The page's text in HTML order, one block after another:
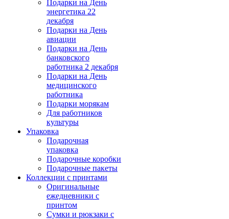
Подарки на День
энергетика 22
декабря
Подарки на День
авиации
Подарки на День
банковского
работника 2 декабря
Подарки на День
медицинского
работника
Подарки морякам
Для работников
культуры
Упаковка
Подарочная
упаковка
Подарочные коробки
Подарочные пакеты
Коллекции с принтами
Оригинальные
ежедневники с
принтом
Сумки и рюкзаки с